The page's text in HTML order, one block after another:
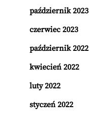
październik 2023
czerwiec 2023
październik 2022
kwiecień 2022
luty 2022
styczeń 2022